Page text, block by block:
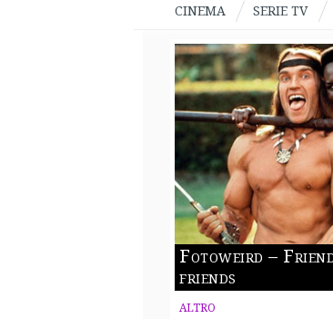
CINEMA SERIE TV
Fotoweird –
friends
ALTRO